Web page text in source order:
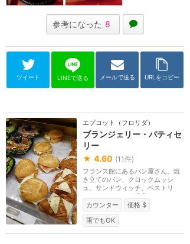
参考になった 8
ツイート LINEで送る メールで送る URLをコピー
エプコット（フロリダ）
ブランジェリー・パティセ
リー
★ 4.60 (11件)
フランス館にあるパン屋さん。焼
き立てのパン、クロックムッシ
ュ、サンドウィッチ、ペストリ
ー、ケーキなどが豊富...
カウンター
価格 $
雨でもOK